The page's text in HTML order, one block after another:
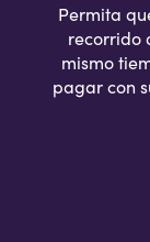
Permita
recorrido
mismo
pagar con